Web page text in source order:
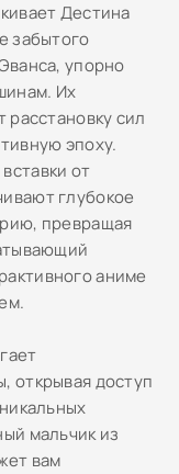
Дестина
забытого
упорно
Их
расстановку сил
эпоху.
от
глубокое
превращая
аниме
открывая доступ
мальчик из
вам